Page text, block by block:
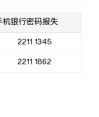
机银行密码报失
2211 1345
2211 1862